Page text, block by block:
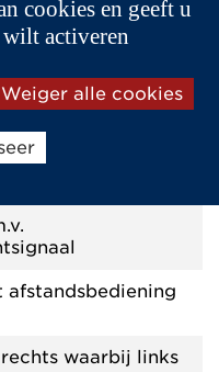
waarbij links
cookies en geeft u
activeren
Weiger alle cookies